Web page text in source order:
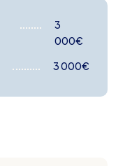
3
000€
3 000€